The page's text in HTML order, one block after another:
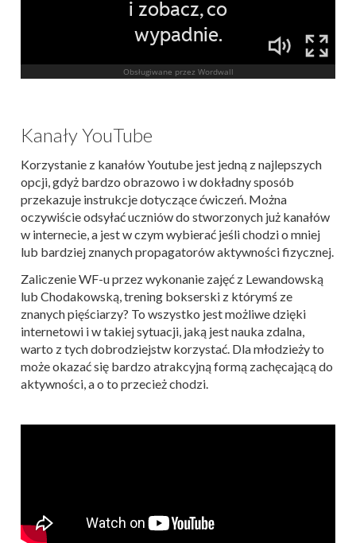
Kanały YouTube
Korzystanie z kanałów Youtube jest jedną z najlepszych
opcji, gdyż bardzo obrazowo i w dokładny sposób
przekazuje instrukcje dotyczące ćwiczeń. Można
oczywiście odsyłać uczniów do stworzonych już kanałów
w internecie, a jest w czym wybierać jeśli chodzi o mniej
lub bardziej znanych propagatorów aktywności fizycznej.
Zaliczenie WF-u przez wykonanie zajęć z Lewandowską
lub Chodakowską, trening bokserski z którymś ze
znanych pięściarzy? To wszystko jest możliwe dzięki
internetowi i w takiej sytuacji, jaką jest nauka zdalna,
warto z tych dobrodziejstw korzystać. Dla młodzieży to
może okazać się bardzo atrakcyjną formą zachęcającą do
aktywności, a o to przecież chodzi.